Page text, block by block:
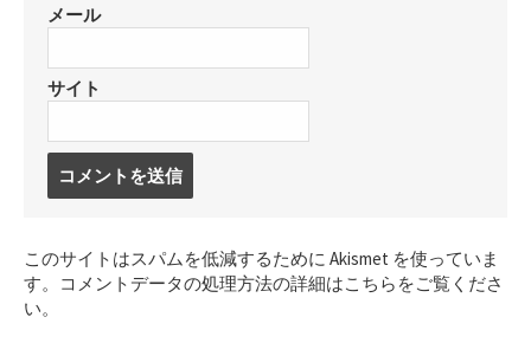
メール
サイト
す
る
このサイトはスパムを低減するために Akismet を使っていま
す。
コメントデータの処理方法の詳細はこちらをご覧くださ
い。